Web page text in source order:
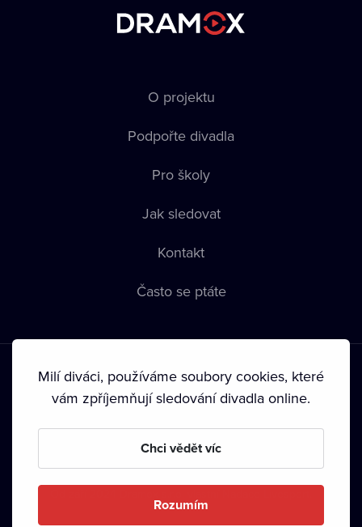
O projektu
Podpořte divadla
Pro školy
Jak sledovat
Kontakt
Často se ptáte
Podmínky používání • Ochrana soukromí • Zásady používání
• Autorská práva•
Milí diváci, používáme soubory cookies, které
vám zpříjemňují sledování divadla online.
Chci vědět víc
Rozumím